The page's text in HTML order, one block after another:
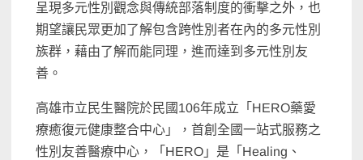
呈現多元性別觀念與傳統部落制度的衝擊之外，也
期望讓民眾更加了解包含跨性別者在內的多元性別
族群，藉由了解而能同理，進而達到多元性別友
善。
高雄市立民生醫院於民國106年成立「HERO藥愛
療癒復元健康整合中心」，首創全國一站式服務之
性別友善醫療中心，「HERO」是「Healing、